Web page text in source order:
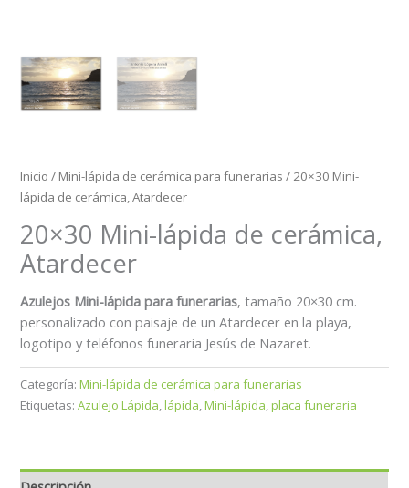
Inicio / Mini-lápida de cerámica para funerarias / 20×30 Mini-
lápida de cerámica, Atardecer
20×30 Mini-lápida de cerámica,
Atardecer
Azulejos Mini-lápida para funerarias, tamaño 20×30 cm.
personalizado con paisaje de un Atardecer en la playa,
logotipo y teléfonos funeraria Jesús de Nazaret.
Categoría:Mini-lápida de cerámica para funerarias
Etiquetas:Azulejo Lápida,lápida,Mini-lápida,placa funeraria